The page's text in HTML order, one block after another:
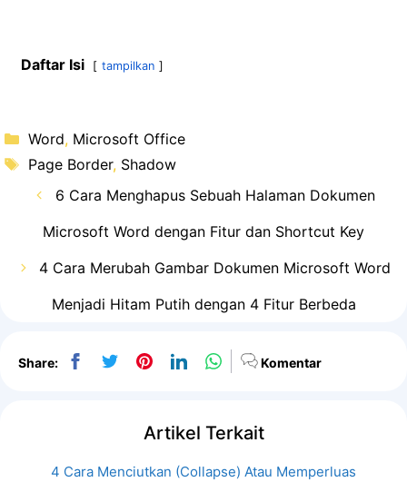
Daftar Isi tampilkan
Kategori
Word, Microsoft Office
Tag
Page Border, Shadow
6 Cara Menghapus Sebuah Halaman Dokumen
Microsoft Word dengan Fitur dan Shortcut Key
4 Cara Merubah Gambar Dokumen Microsoft Word
Menjadi Hitam Putih dengan 4 Fitur Berbeda
Share: Komentar
Artikel Terkait
4 Cara Menciutkan (Collapse) Atau Memperluas